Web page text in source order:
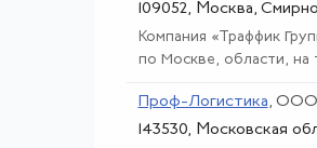
109052, Москва,
Компания «Траффик
по Москве, области, на
Проф-Логистика, ООО
143530, Московская